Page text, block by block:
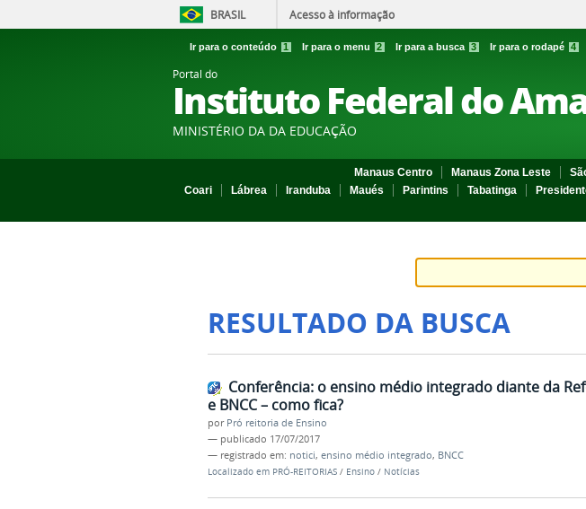
BRASIL Acesso à informação
Ir para o conteúdo 1 Ir para o menu 2 Ir para a busca 3 Ir para o rodapé 4
Portal do
Instituto Federal do
MINISTÉRIO DA DA EDUCAÇÃO
Manaus Centro Manaus Zona Leste
Coari
Lábrea Iranduba Maués Parintins Tabatinga
RESULTADO DA BUSCA
Conferência: o ensino médio integrado diante da
e BNCC – como fica?
por Pró reitoria de Ensino
— publicado 17/07/2017
— registrado em: notici, ensino médio integrado, BNCC
Localizado em PRÓ-REITORIAS / Ensino / Notícias